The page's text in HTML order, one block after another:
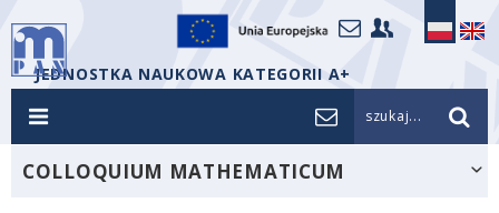
JEDNOSTKA NAUKOWA KATEGORII A+
szukaj...
COLLOQUIUM MATHEMATICUM